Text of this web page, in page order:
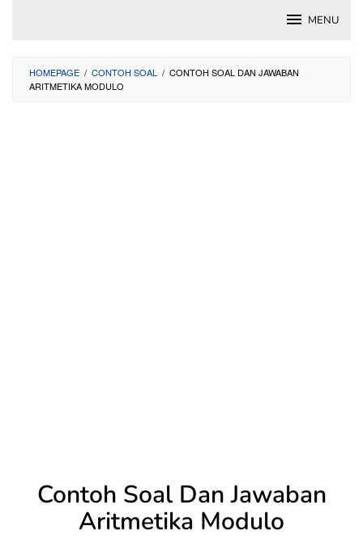
MENU
HOMEPAGE / CONTOH SOAL / CONTOH SOAL DAN JAWABAN
ARITMETIKA MODULO
Contoh Soal Dan Jawaban
Aritmetika Modulo